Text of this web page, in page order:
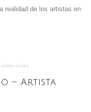
realidad de los artistas en
– Artista